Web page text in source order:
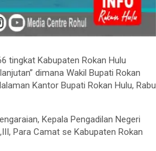
tingkat Kabupaten Rokan Hulu
dimana Wakil Bupati Rokan
Kantor Bupati Rokan Hulu, Rabu
Kepala Pengadilan Negeri
Para Camat se Kabupaten Rokan